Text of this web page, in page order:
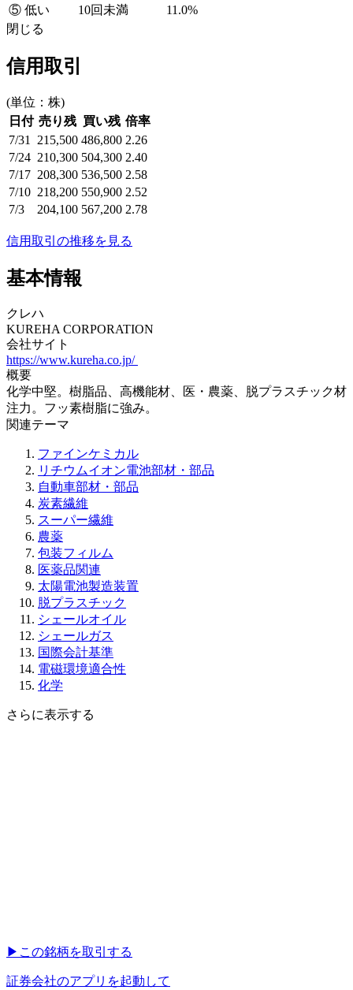
⑤ 低い
10回未満
11.0%
閉じる
信用取引
(単位：株)
日付 売り残 買い残 倍率
7/31
215,500 486,800 2.26
7/24 210,300 504,300 2.40
7/17 208,300 536,500 2.58
7/10 218,200 550,900 2.52
7/3
204,100 567,200 2.78
信用取引の推移を見る
基本情報
クレハ
KUREHA CORPORATION
会社サイト
https://www.kureha.co.jp/
概要
化学中堅。樹脂品、高機能材、医・農薬、脱プラスチック材
注力。フッ素樹脂に強み。
関連テーマ
ファインケミカル
リチウムイオン電池部材・部品
自動車部材・部品
炭素繊維
スーパー繊維
農薬
包装フィルム
医薬品関連
太陽電池製造装置
脱プラスチック
シェールオイル
シェールガス
国際会計基準
電磁環境適合性
化学
さらに表示する
▶︎ この銘柄を取引する
証券会社のアプリを起動して